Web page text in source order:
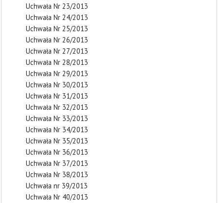
Uchwała Nr 23/2013
Uchwała Nr 24/2013
Uchwała Nr 25/2013
Uchwała Nr 26/2013
Uchwała Nr 27/2013
Uchwała Nr 28/2013
Uchwała Nr 29/2013
Uchwała Nr 30/2013
Uchwała Nr 31/2013
Uchwała Nr 32/2013
Uchwała Nr 33/2013
Uchwała Nr 34/2013
Uchwała Nr 35/2013
Uchwała Nr 36/2013
Uchwała Nr 37/2013
Uchwała Nr 38/2013
Uchwała nr 39/2013
Uchwała Nr 40/2013